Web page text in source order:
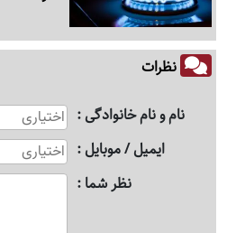
نظرات
نام و نام خانوادگی
ایمیل / موبایل
نظر شما